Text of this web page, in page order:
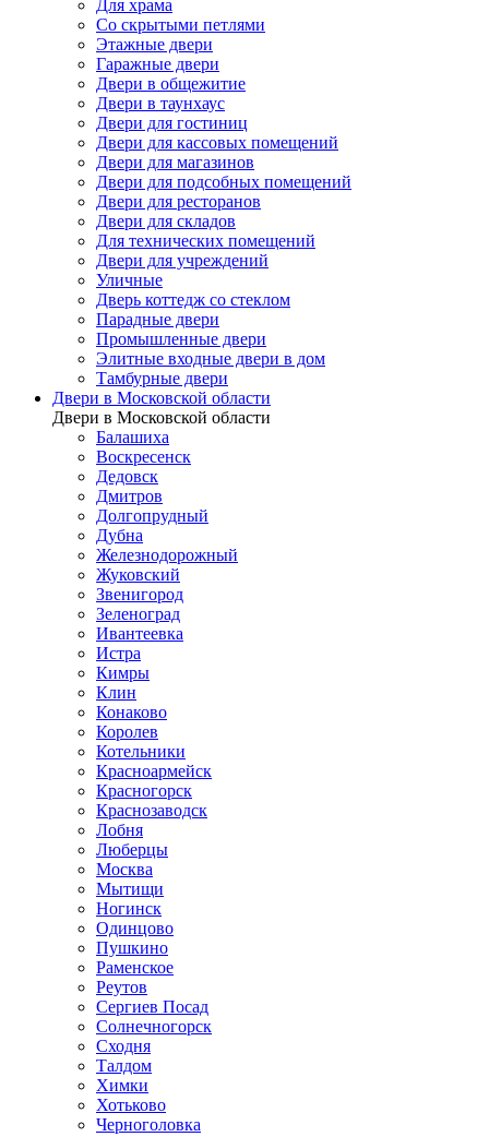
Для храма
Со скрытыми петлями
Этажные двери
Гаражные двери
Двери в общежитие
Двери в таунхаус
Двери для гостиниц
Двери для кассовых помещений
Двери для магазинов
Двери для подсобных помещений
Двери для ресторанов
Двери для складов
Для технических помещений
Двери для учреждений
Уличные
Дверь коттедж со стеклом
Парадные двери
Промышленные двери
Элитные входные двери в дом
Тамбурные двери
Двери в Московской области
Двери в Московской области
Балашиха
Воскресенск
Дедовск
Дмитров
Долгопрудный
Дубна
Железнодорожный
Жуковский
Звенигород
Зеленоград
Ивантеевка
Истра
Кимры
Клин
Конаково
Королев
Котельники
Красноармейск
Красногорск
Краснозаводск
Лобня
Люберцы
Москва
Мытищи
Ногинск
Одинцово
Пушкино
Раменское
Реутов
Сергиев Посад
Солнечногорск
Сходня
Талдом
Химки
Хотьково
Черноголовка